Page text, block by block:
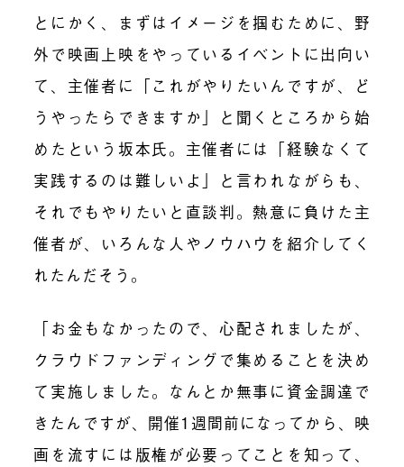
とにかく、まずはイメージを掴むために、野
外で映画上映をやっているイベントに出向い
て、主催者に「これがやりたいんですが、ど
うやったらできますか」と聞くところから始
めたという坂本氏。主催者には「経験なくて
実践するのは難しいよ」と言われながらも、
それでもやりたいと直談判。熱意に負けた主
催者が、いろんな人やノウハウを紹介してく
れたんだそう。
「お金もなかったので、心配されましたが、
クラウドファンディングで集めることを決め
て実施しました。なんとか無事に資金調達で
きたんですが、開催1週間前になってから、映
画を流すには版権が必要ってことを知って、